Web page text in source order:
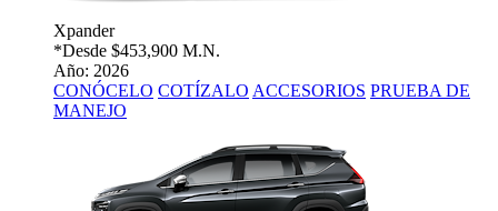
Xpander
*Desde $453,900 M.N.
Año: 2026
CONÓCELO COTÍZALO ACCESORIOS PRUEBA DE
MANEJO